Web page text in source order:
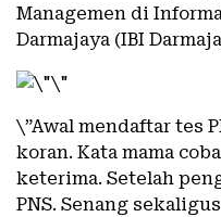
Managemen di
Darmajaya (IBI
\”Awal mendaftar tes
koran. Kata mama
keterima. Setelah
PNS. Senang